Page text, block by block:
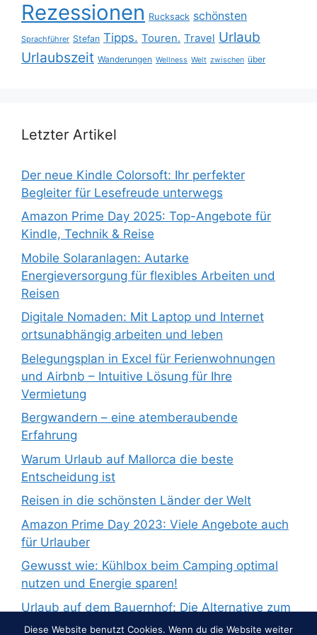
Rezessionen Rucksack schönsten
Sprachführer Stefan Tipps. Touren. Travel Urlaub
Urlaubszeit Wanderungen Wellness Welt zwischen über
Letzter Artikel
Der neue Kindle Colorsoft: Ihr perfekter
Begleiter für Lesefreude unterwegs
Amazon Prime Day 2025: Top-Angebote für
Kindle, Technik & Reise
Mobile Solaranlagen: Autarke
Energieversorgung für flexibles Arbeiten und
Reisen
Digitale Nomaden: Mit Laptop und Internet
ortsunabhängig arbeiten und leben
Belegungsplan in Excel für Ferienwohnungen
und Airbnb – Intuitive Lösung für Ihre
Vermietung
Bergwandern – eine atemberaubende
Erfahrung
Warum Urlaub auf Mallorca die beste
Entscheidung ist
Reisen in die schönsten Länder der Welt
Amazon Prime Day 2023: Viele Angebote auch
für Urlauber
Gewusst wie: Kühlbox beim Camping optimal
nutzen und Energie sparen!
Urlaub auf dem Bauernhof: Die Alternative zum
Pauschalurlaub
Diese Website benutzt Cookies. Wenn du die Website weiter